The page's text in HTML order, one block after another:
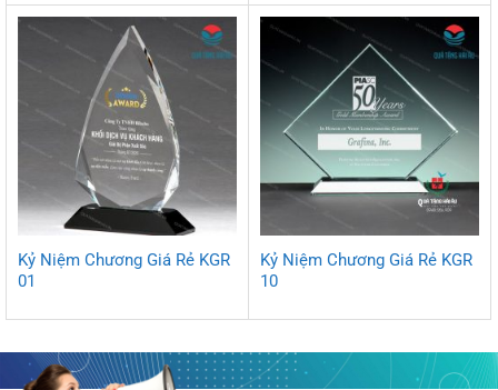
Kỷ Niệm Chương Giá Rẻ KGR
01
Kỷ Niệm Chương Giá Rẻ KGR
10